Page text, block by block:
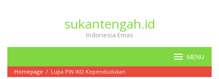
sukantengah.id
Indonesia Emas
MENU
Homepage / Lupa PIN IKD Kependudukan